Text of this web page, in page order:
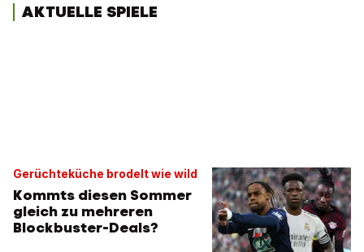
AKTUELLE SPIELE
Gerüchteküche brodelt wie wild
Kommts diesen Sommer
gleich zu mehreren
Blockbuster-Deals?